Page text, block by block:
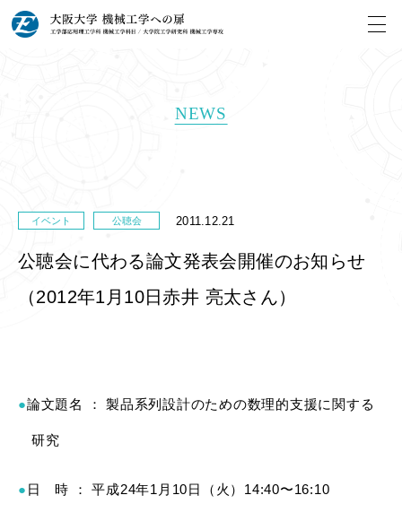
NEWS
イベント 公聴会 2011.12.21
公聴会に代わる論文発表会開催のお知らせ
（2012年1月10日赤井 亮太さん）
論文題名 ： 製品系列設計のための数理的支援に関する
研究
日 時 ： 平成24年1月10日（火）14:40〜16:10